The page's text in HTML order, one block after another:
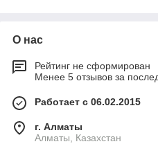
О нас
Рейтинг не сформирован
Менее 5 отзывов за
Работает с 06.02.2015
г. Алматы
Алматы, Казахстан